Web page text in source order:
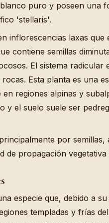
puro y poseen una
'stellaris'.
inflorescencias laxas que
contiene semillas
El sistema radicular
Esta planta es una
regiones alpinas y
y el suelo suele ser
por semillas,
de propagación vegetativa
especie que, debido a
templadas y frías